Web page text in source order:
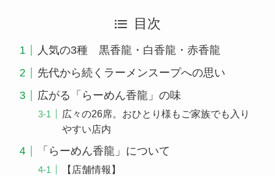
目次
人気の3種 黒香龍・白香龍・赤香龍
先代から続くラーメンスープへの思い
広がる「らーめん香龍」の味
広々の26席。おひとり様もご家族でも入り
やすい店内
「らーめん香龍」について
【店舗情報】